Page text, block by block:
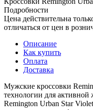
Подробности
Цена действительна
отличаться от цен в
Описание
Как купить
Оплата
Доставка
Мужские кроссовки
технологии для активной
Remington Urban Star